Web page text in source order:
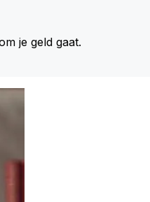
je geld gaat.